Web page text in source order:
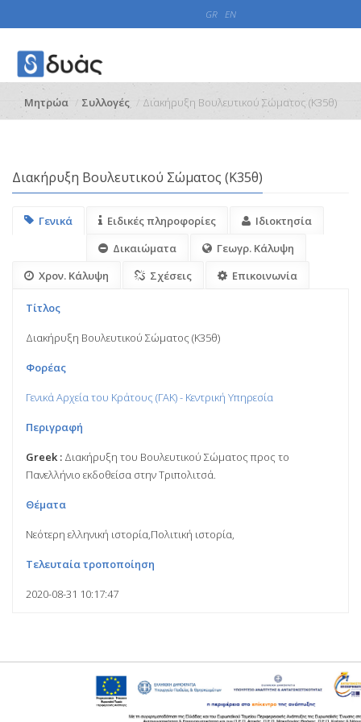
GR EN
Μητρώα Συλλογές Διακήρυξη Βουλευτικού Σώματος (Κ35θ)
Διακήρυξη Βουλευτικού Σώματος (Κ35θ)
Γενικά Ειδικές πληροφορίες
Ιδιοκτησία
Δικαιώματα
Γεωγρ. Κάλυψη
Χρον. Κάλυψη
Σχέσεις Επικοινωνία
Τίτλος
Διακήρυξη Βουλευτικού Σώματος (Κ35θ)
Φορέας
Γενικά Αρχεία του Κράτους (ΓΑΚ) - Κεντρική Υπηρεσία
Περιγραφή
Greek : Διακήρυξη του Βουλευτικού Σώματος προς το
Πανελλήνιο εκδοθείσα στην Τριπολιτσά.
Θέματα
Νεότερη ελληνική ιστορία,Πολιτική ιστορία,
Τελευταία τροποποίηση
2020-08-31 10:17:47